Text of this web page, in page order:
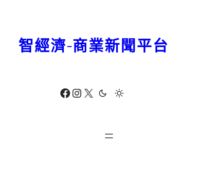
Facebook Instagram X
智經濟-商業新聞平台